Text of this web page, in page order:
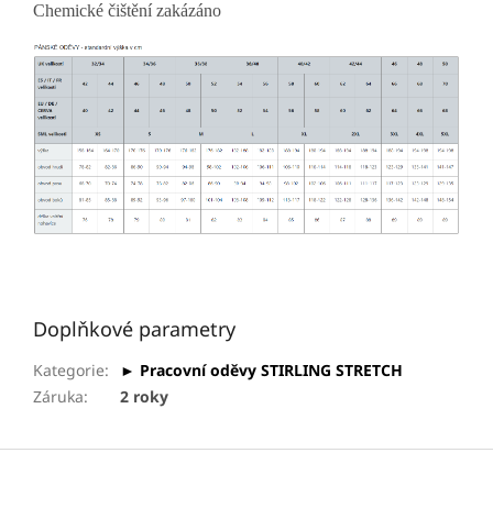
Chemické čištění zakázáno
Doplňkové parametry
Kategorie:
► Pracovní oděvy STIRLING STRETCH
Záruka: 2 roky
Z